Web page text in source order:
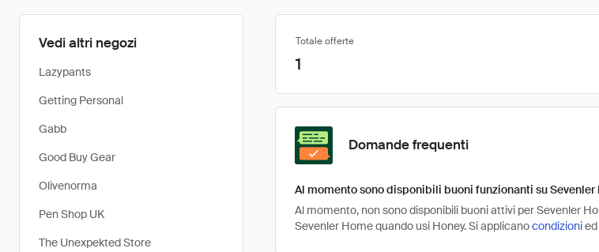
Vedi altri negozi
Lazypants
Getting Personal
Gabb
Good Buy Gear
Olivenorma
Pen Shop UK
The Unexpekted Store
Totale offerte
1
Domande frequenti
Al momento sono disponibili buoni funzionanti su Sevenler
Al momento, non sono disponibili buoni attivi per Sevenler
Sevenler Home quando usi Honey. Si applicanocondizioni